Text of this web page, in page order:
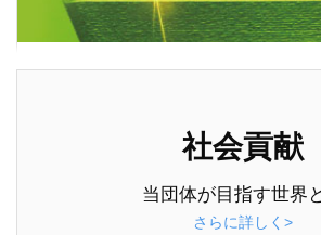
社会貢献
当団体が目指す世界
さらに詳しく>